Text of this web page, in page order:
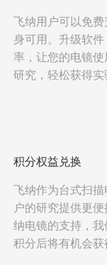
飞纳用户可以免
身可用。升级软
率，让您的电镜
研究，轻松获得实
积分权益兑换
飞纳作为台式扫描
户的研究提供更
纳电镜的支持，
积分后将有机会获